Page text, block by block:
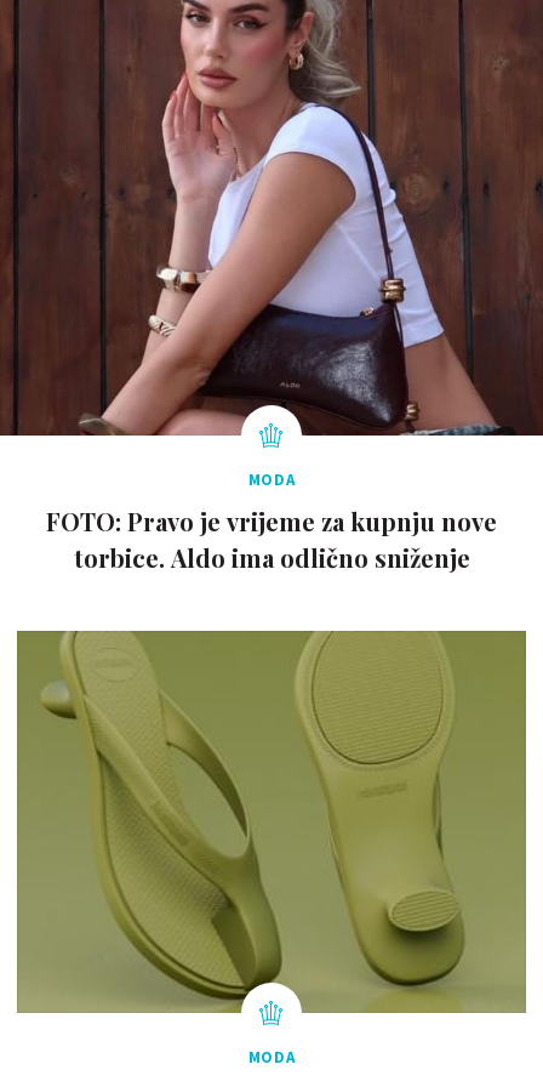
MODA
FOTO: Pravo je vrijeme za kupnju nove
torbice. Aldo ima odlično sniženje
MODA